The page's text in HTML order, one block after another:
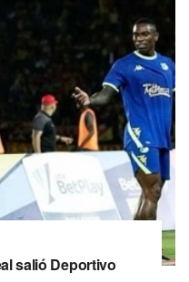
salió Deportivo